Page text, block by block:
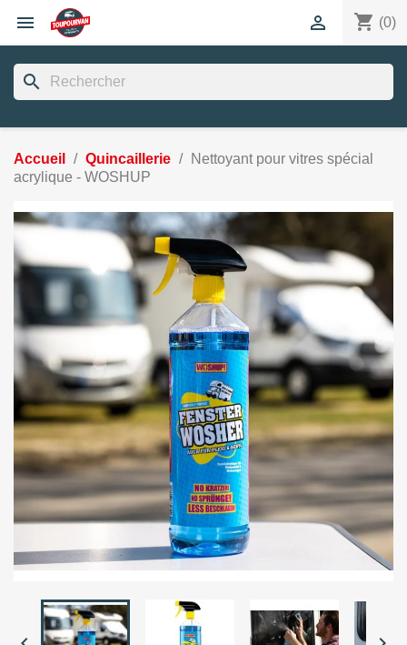
 shopping_cart (0)

search
Accueil Quincaillerie
Nettoyant pour vitres spécial
acrylique - WOSHUP